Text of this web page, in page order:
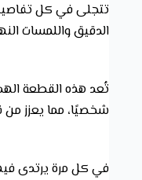
تتجلى في كل
الدقيق واللمسات
تُعد هذه القطعة
شخصيًا، مما يعزز من
في كل مرة يرتدى